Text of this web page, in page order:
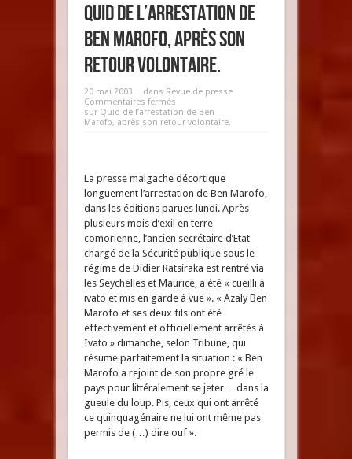
Quid de l’arrestation de
Ben Marofo, après son
retour volontaire.
20 mai 2003 dans Revue de presse
Commentaires fermés
sur Quid de l’arrestation de Ben
Marofo, après son retour volontaire.
La presse malgache décortique
longuement l’arrestation de Ben Marofo,
dans les éditions parues lundi. Après
plusieurs mois d’exil en terre
comorienne, l’ancien secrétaire d’Etat
chargé de la Sécurité publique sous le
régime de Didier Ratsiraka est rentré via
les Seychelles et Maurice, a été « cueilli à
ivato et mis en garde à vue ». « Azaly Ben
Marofo et ses deux fils ont été
effectivement et officiellement arrêtés à
Ivato » dimanche, selon Tribune, qui
résume parfaitement la situation : « Ben
Marofo a rejoint de son propre gré le
pays pour littéralement se jeter… dans la
gueule du loup. Pis, ceux qui ont arrêté
ce quinquagénaire ne lui ont même pas
permis de (…) dire ouf ».